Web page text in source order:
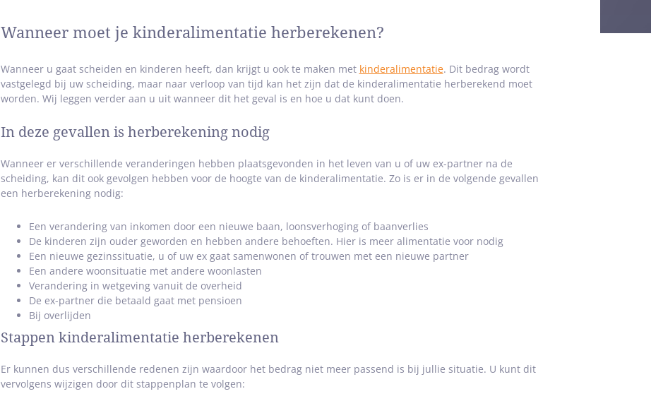
Wanneer moet je kinderalimentatie herberekenen?
Wanneer u gaat scheiden en kinderen heeft, dan krijgt u ook te maken met kinderalimentatie. Dit bedrag wordt
vastgelegd bij uw scheiding, maar naar verloop van tijd kan het zijn dat de kinderalimentatie herberekend moet
worden. Wij leggen verder aan u uit wanneer dit het geval is en hoe u dat kunt doen.
In deze gevallen is herberekening nodig
Wanneer er verschillende veranderingen hebben plaatsgevonden in het leven van u of uw ex-partner na de
scheiding, kan dit ook gevolgen hebben voor de hoogte van de kinderalimentatie. Zo is er in de volgende gevallen
een herberekening nodig:
Een verandering van inkomen door een nieuwe baan, loonsverhoging of baanverlies
De kinderen zijn ouder geworden en hebben andere behoeften. Hier is meer alimentatie voor nodig
Een nieuwe gezinssituatie, u of uw ex gaat samenwonen of trouwen met een nieuwe partner
Een andere woonsituatie met andere woonlasten
Verandering in wetgeving vanuit de overheid
De ex-partner die betaald gaat met pensioen
Bij overlijden
Stappen kinderalimentatie herberekenen
Er kunnen dus verschillende redenen zijn waardoor het bedrag niet meer passend is bij jullie situatie. U kunt dit
vervolgens wijzigen door dit stappenplan te volgen: